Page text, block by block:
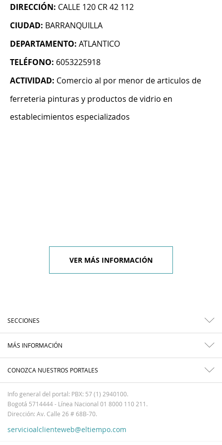
DIRECCIÓN: CALLE 120 CR 42 112
CIUDAD: BARRANQUILLA
DEPARTAMENTO: ATLANTICO
TELÉFONO: 6053225918
ACTIVIDAD: Comercio al por menor de articulos de
ferreteria pinturas y productos de vidrio en
establecimientos especializados
VER MÁS INFORMACIÓN
SECCIONES
MÁS INFORMACIÓN
CONOZCA NUESTROS PORTALES
Info general del portal: PBX: 57 (1) 2940100.
Bogotá 5714444 - Línea Nacional 01 8000 110 211.
Dirección: Av. Calle 26 # 68B-70.
servicioalclienteweb@eltiempo.com